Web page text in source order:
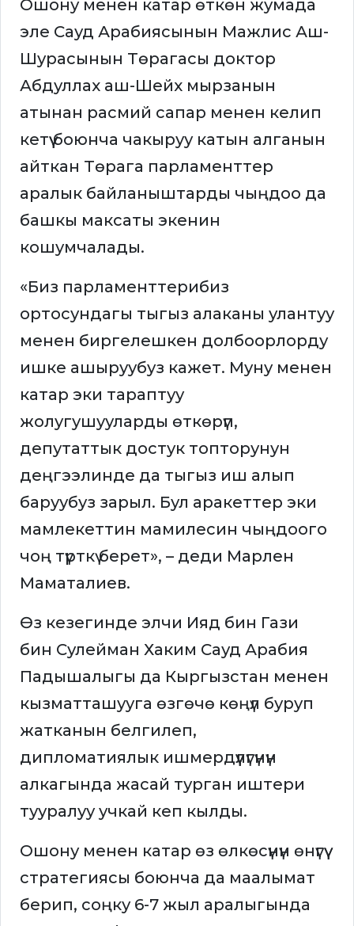
Ошону менен катар өткөн жумада
эле Сауд Арабиясынын Мажлис Аш-
Шурасынын Төрагасы доктор
Абдуллах аш-Шейх мырзанын
атынан расмий сапар менен келип
кетүү боюнча чакыруу катын алганын
айткан Төрага парламенттер
аралык байланыштарды чыңдоо да
башкы максаты экенин
кошумчалады.
«Биз парламенттерибиз
ортосундагы тыгыз алаканы улантуу
менен биргелешкен долбоорлорду
ишке ашыруубуз кажет. Муну менен
катар эки тараптуу
жолугушууларды өткөрүп,
депутаттык достук топторунун
деңгээлинде да тыгыз иш алып
баруубуз зарыл. Бул аракеттер эки
мамлекеттин мамилесин чыңдоого
чоң түрткү берет», – деди Марлен
Маматалиев.
Өз кезегинде элчи Ияд бин Гази
бин Сулейман Хаким Сауд Арабия
Падышалыгы да Кыргызстан менен
кызматташууга өзгөчө көңүл буруп
жатканын белгилеп,
дипломатиялык ишмердүүлүгүнүн
алкагында жасай турган иштери
тууралуу учкай кеп кылды.
Ошону менен катар өз өлкөсүнүн өнүгүү
стратегиясы боюнча да маалымат
берип, соңку 6-7 жыл аралыгында